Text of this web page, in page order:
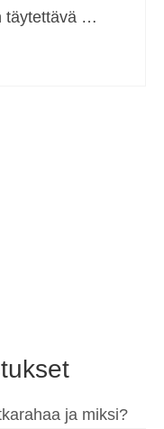
täytettävä …
ja miksi?